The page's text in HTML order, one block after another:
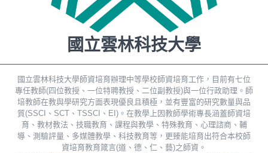
國立雲林科技大學
國立雲林科技大學師資培育辦理中等學校師資培育工作，目前有七位
專任教師(四位教授、一位特聘教授、二位副教授)與一位行政助理。師
培教師在教與學研究方面表現優良且積極，並有豐富的研究數量與品
質(SSCI、SCT、TSSCI、EI)。在教學上因教師學術專長涵蓋師資培
育、教材教法、技職教育、課程與教學、特殊教育、心理諮商、輔
導、測驗評量、多媒體教學、科技教育等，更臻能培育出符合本校師
資培育教育箴言(道、德、仁、藝)之師資。